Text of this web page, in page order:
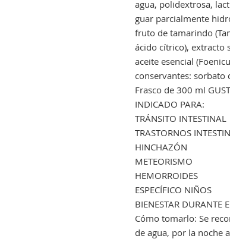
agua, polidextrosa,
guar parcialmente
fruto de tamarindo
ácido cítrico), extracto
aceite esencial
conservantes: sorbato
Frasco de 300 ml
INDICADO PARA:
TRÁNSITO INTESTINAL
TRASTORNOS
HINCHAZÓN
METEORISMO
HEMORROIDES
ESPECÍFICO NIÑOS
BIENESTAR DURANTE
Cómo tomarlo: Se
de agua, por la noche